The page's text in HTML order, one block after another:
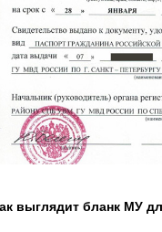
выглядит бланк МУ